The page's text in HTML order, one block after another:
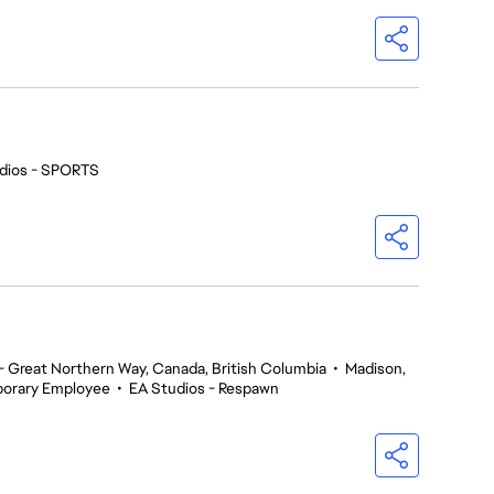
- SPORTS
Great Northern Way, Canada, British Columbia • Madison,
Employee • EA Studios - Respawn